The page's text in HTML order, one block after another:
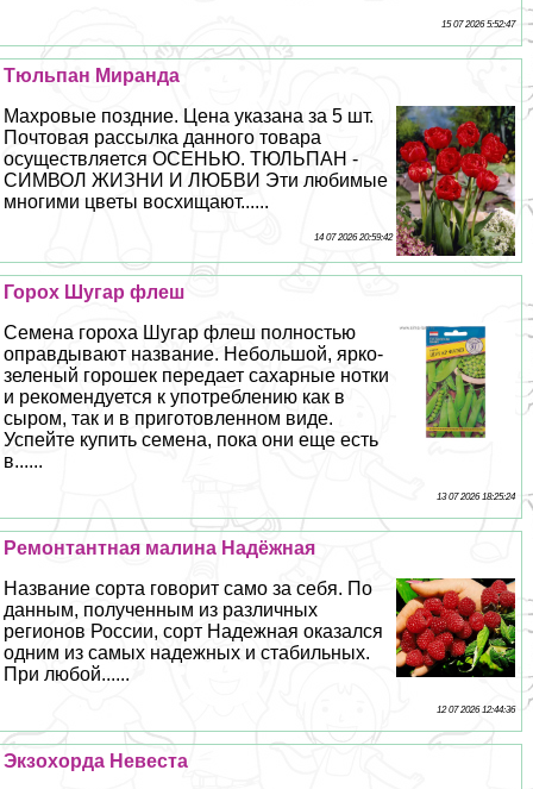
15 07 2026 5:52:47
Тюльпан Миранда
Махровые поздние. Цена указана за 5 шт.
Почтовая рассылка данного товара
осуществляется ОСЕНЬЮ. ТЮЛЬПАН -
СИМВОЛ ЖИЗНИ И ЛЮБВИ Эти любимые
многими цветы восхищают......
14 07 2026 20:59:42
Горох Шугар флеш
Семена гороха Шугар флеш полностью
оправдывают название. Небольшой, ярко-
зеленый горошек передает сахарные нотки
и рекомендуется к употрeблению как в
сыром, так и в приготовленном виде.
Успейте купить семена, пока они еще есть
в......
13 07 2026 18:25:24
Ремонтантная малина Надёжная
Название сорта говорит само за себя. По
данным, полученным из различных
регионов России, сорт Надежная оказался
одним из самых надежных и стабильных.
При любой......
12 07 2026 12:44:36
Экзохорда Невеста